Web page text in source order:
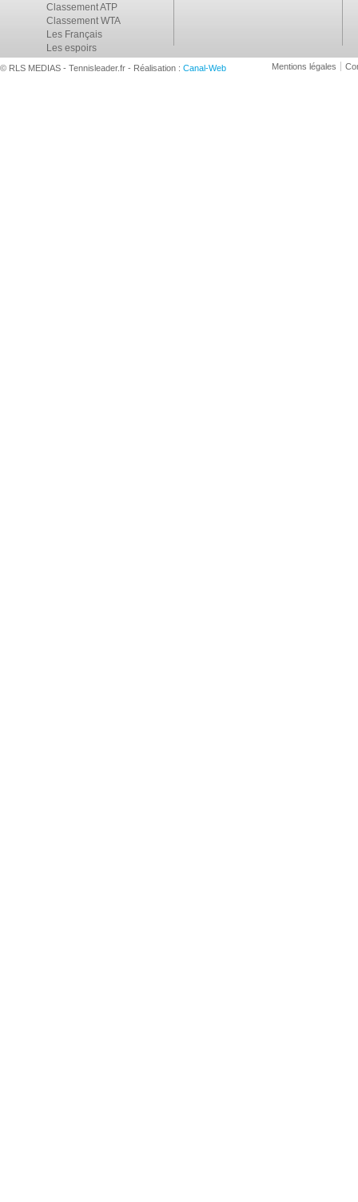
Classement ATP
Classement WTA
Les Français
Les espoirs
© RLS MEDIAS - Tennisleader.fr - Réalisation : Canal-Web Mentions légales